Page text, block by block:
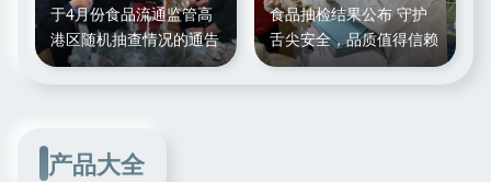
于4月份食品流通监管高
港区随机抽查情况的通告
食品抽检结果公布 守护
舌尖安全，品质值得信赖
产品大全